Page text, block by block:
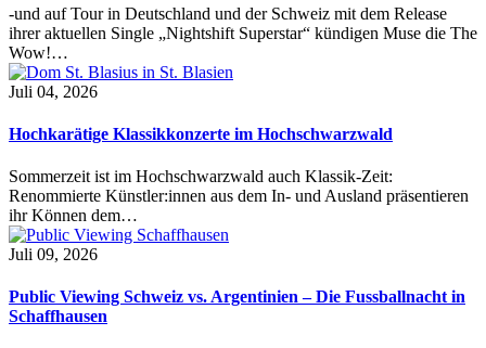
-und auf Tour in Deutschland und der Schweiz mit dem Release
ihrer aktuellen Single „Nightshift Superstar“ kündigen Muse die The
Wow!…
Juli 04, 2026
Hochkarätige Klassikkonzerte im Hochschwarzwald
Sommerzeit ist im Hochschwarzwald auch Klassik-Zeit:
Renommierte Künstler:innen aus dem In- und Ausland präsentieren
ihr Können dem…
Juli 09, 2026
Public Viewing Schweiz vs. Argentinien – Die Fussballnacht in
Schaffhausen